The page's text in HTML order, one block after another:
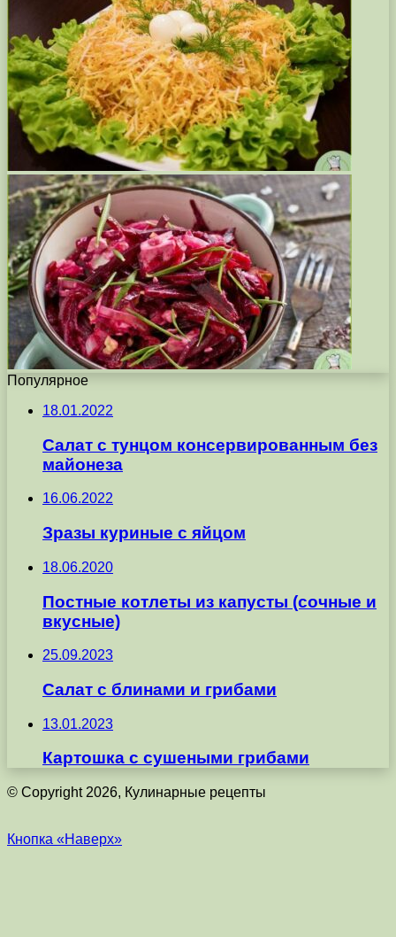
Популярное
18.01.2022
Салат с тунцом консервированным без
майонеза
16.06.2022
Зразы куриные с яйцом
18.06.2020
Постные котлеты из капусты (сочные и
вкусные)
25.09.2023
Салат с блинами и грибами
13.01.2023
Картошка с сушеными грибами
© Copyright 2026, Кулинарные рецепты
Кнопка «Наверх»